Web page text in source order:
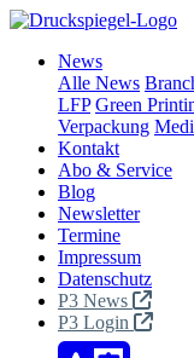
News
Alle News
LFP Green
Verpackung
Kontakt
Abo & Service
Blog
Newsletter
Termine
Impressum
Datenschutz
P3 News
P3 Login